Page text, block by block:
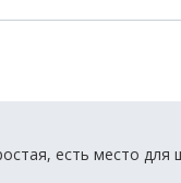
есть место для